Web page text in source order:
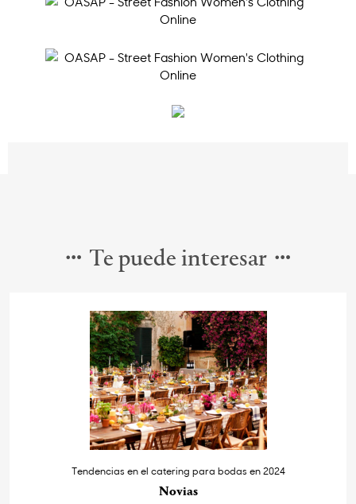
Te puede interesar
Tendencias en el catering para bodas en 2024
Novias